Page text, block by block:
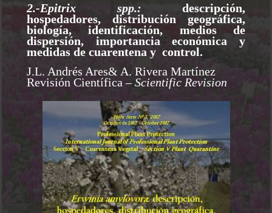
2.-Epitrix spp.:
descripción,
hospedadores, distribución geográfica,
biología, identificación, medios de
dispersión, importancia económica y
medidas de cuarentena y control.
J.L. Andrés Ares& A. Rivera Martínez
Revisión Científica– Scientific Revision